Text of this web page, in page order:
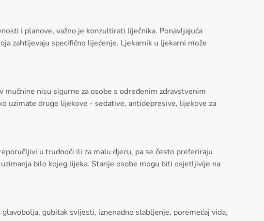
i planove, važno je konzultirati liječnika. Ponavljajuća
zahtijevaju specifično liječenje. Ljekarnik u ljekarni može
nisu sigurne za osobe s određenim zdravstvenim
uzimate druge lijekove - sedative, antidepresive, lijekove za
u trudnoći ili za malu djecu, pa se često preferiraju
bilo kojeg lijeka. Starije osobe mogu biti osjetljivije na
gubitak svijesti, iznenadno slabljenje, poremećaj vida,